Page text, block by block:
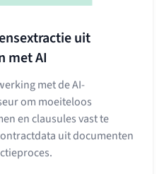
uit
met AI
met de AI-
om moeiteloos
en clausules vast te
uit documenten